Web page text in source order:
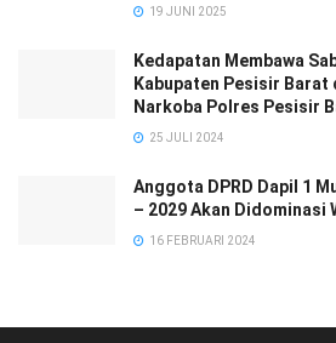
19 JUNI 2025
Kedapatan Membawa
Kabupaten Pesisir Barat
Narkoba Polres Pesisir
25 JULI 2024
Anggota DPRD Dapil 1
– 2029 Akan Didominasi
16 FEBRUARI 2024